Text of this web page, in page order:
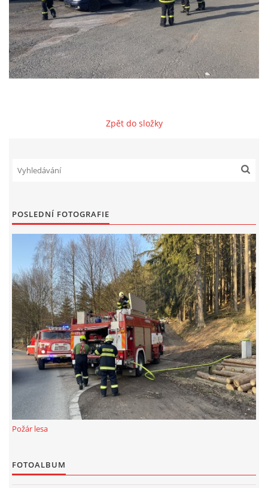
CVIČENÍ
NAŠE VIDEA
Zpět do složky
POSLEDNÍ FOTOGRAFIE
Požár lesa
FOTOALBUM